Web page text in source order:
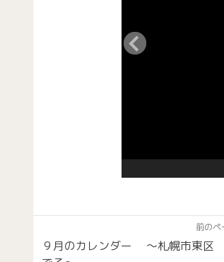
前のペ
９月のカレンダー 〜札幌市東区